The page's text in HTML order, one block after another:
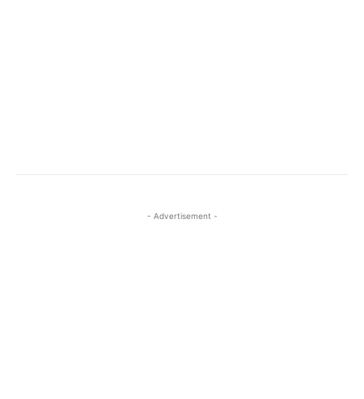
- Advertisement -